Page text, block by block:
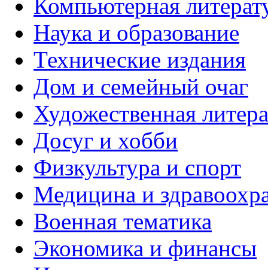
Компьютерная
Наука и образование
Технические издания
Дом и семейный очаг
Художественная
Досуг и хобби
Физкультура и спорт
Медицина и
Военная тематика
Экономика и финансы